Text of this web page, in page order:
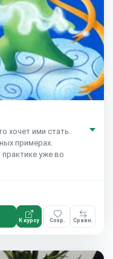
хочет ими стать.
примерах.
уже во
К курсу Сохр. Сравн.